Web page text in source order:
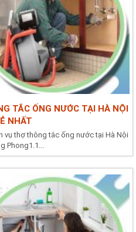
TẮC ỐNG NƯỚC TẠI HÀ NỘI
NHẤT
vụ thợ thông tắc ống nước tại Hà Nội
Phong1.1...